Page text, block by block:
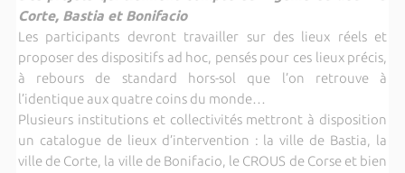
Corte, Bastia et Bonifacio
Les participants devront travailler sur des lieux réels et
proposer des dispositifs ad hoc, pensés pour ces lieux précis,
à rebours de standard hors-sol que l’on retrouve à
l’identique aux quatre coins du monde…
Plusieurs institutions et collectivités mettront à disposition
un catalogue de lieux d’intervention : la ville de Bastia, la
ville de Corte, la ville de Bonifacio, le CROUS de Corse et bien